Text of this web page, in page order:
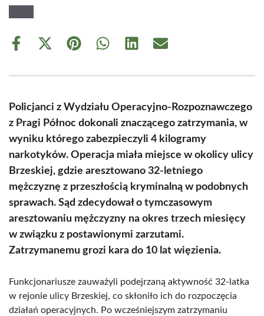
Share
Share
(Twitter)
Share Share Share Share
Policjanci z Wydziału Operacyjno-Rozpoznawczego
z Pragi Północ dokonali znaczącego zatrzymania, w
wyniku którego zabezpieczyli 4 kilogramy
narkotyków. Operacja miała miejsce w okolicy ulicy
Brzeskiej, gdzie aresztowano 32-letniego
mężczyznę z przeszłością kryminalną w podobnych
sprawach. Sąd zdecydował o tymczasowym
aresztowaniu mężczyzny na okres trzech miesięcy
w związku z postawionymi zarzutami.
Zatrzymanemu grozi kara do 10 lat więzienia.
Funkcjonariusze zauważyli podejrzaną aktywność 32-latka
w rejonie ulicy Brzeskiej, co skłoniło ich do rozpoczęcia
działań operacyjnych. Po wcześniejszym zatrzymaniu